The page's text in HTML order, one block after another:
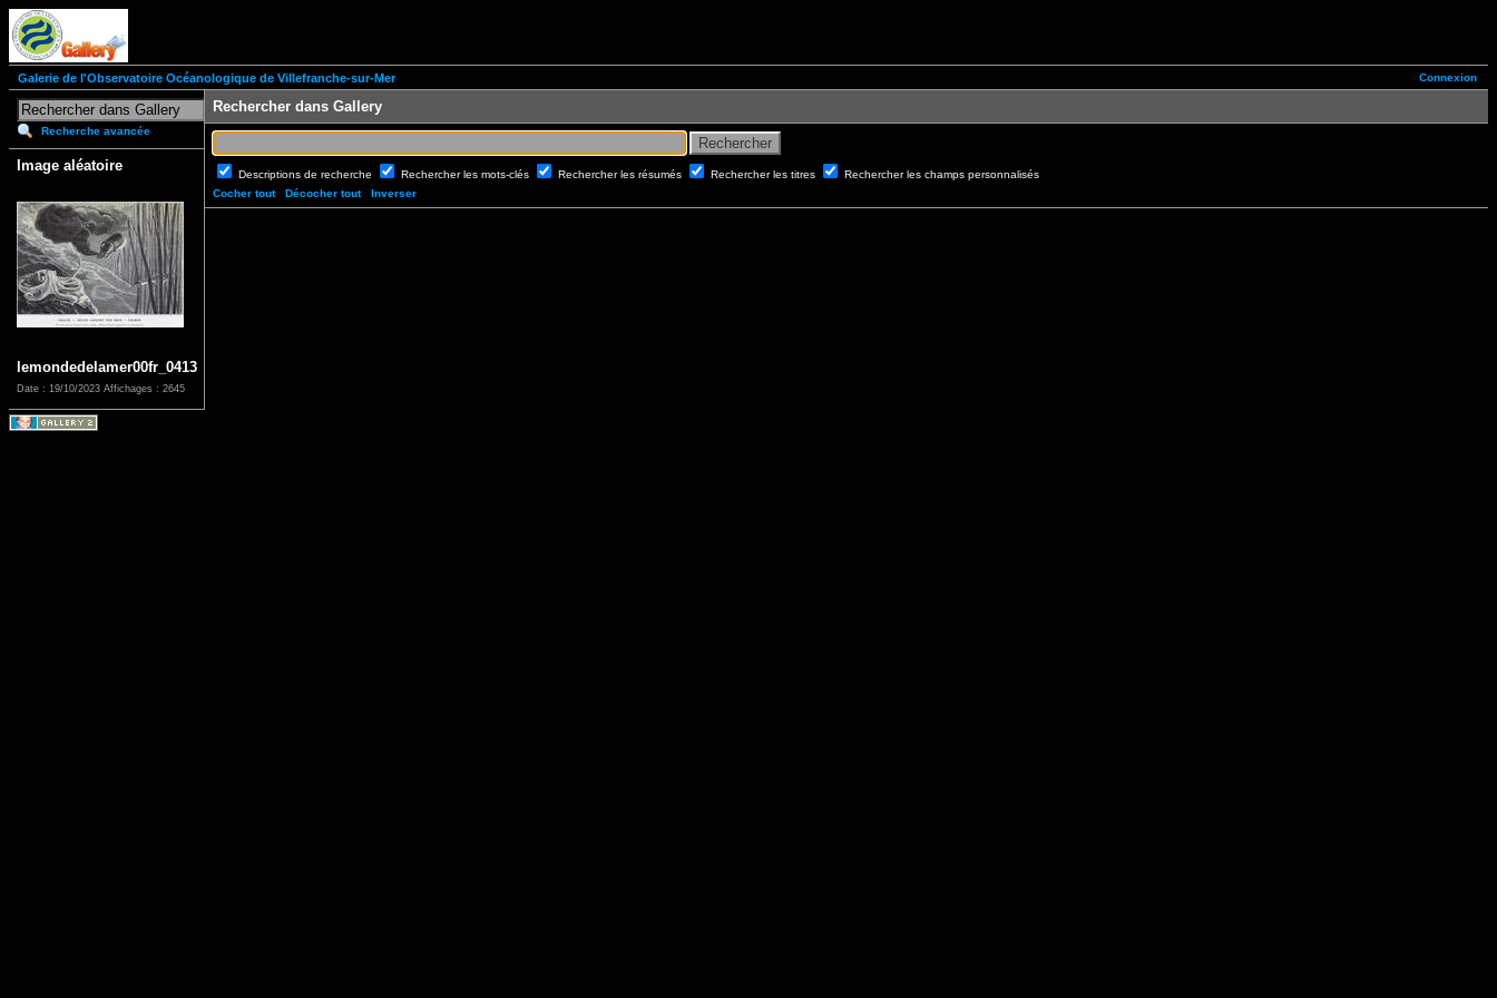
Connexion
Galerie de l'Observatoire Océanologique de Villefranche-sur-Mer
Recherche avancée
Image aléatoire
lemondedelamer00fr_0413
Date : 19/10/2023 Affichages : 2645
Rechercher dans Gallery
Descriptions de recherche Rechercher les mots-clés Rechercher les résumés Rechercher les titres
Rechercher les champs personnalisés
Cocher tout
Décocher tout Inverser